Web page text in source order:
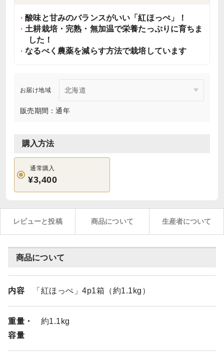
酸味と甘みのバランスがいい「紅ほっぺ」！
土耕栽培・完熟・無加温で栄養たっぷりに育ちま
した！
なるべく農薬を減らす方法で栽培しています
お届け地域
販売期間：通年
購入方法
通常購入
¥3,400
レビューと投稿 商品について 生産者について
商品について
内容 「紅ほっぺ」4p1箱（約1.1kg）
重量・
容量
約1.1kg